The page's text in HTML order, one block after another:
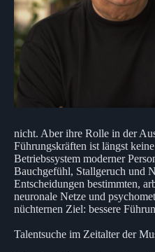
nicht. Aber ihre Rolle in der
Führungskräften ist längst
Betriebssystem moderner
Bauchgefühl, Stallgeruch und
Entscheidungen bestimmten,
neuronale Netze und
nüchternen Ziel: bessere
Talentsuche im Zeitalter der